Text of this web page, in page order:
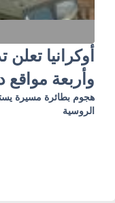
وأربعة
هجوم بطائرة مسيرة
الروسية